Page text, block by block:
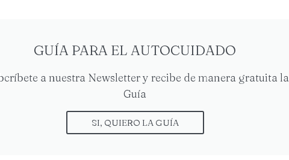
GUÍA PARA EL AUTOCUIDADO
a nuestra Newsletter y recibe de manera gratuita la
Guía
SI, QUIERO LA GUÍA